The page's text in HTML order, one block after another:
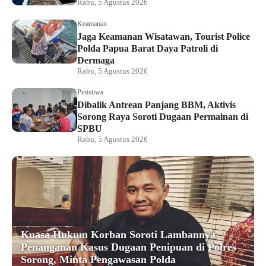
Rabu, 5 Agustus 2026
Keamanan
Jaga Keamanan Wisatawan, Tourist Police
Polda Papua Barat Daya Patroli di
Dermaga
Rabu, 5 Agustus 2026
Peristiwa
Dibalik Antrean Panjang BBM, Aktivis
Sorong Raya Soroti Dugaan Permainan di
SPBU
Rabu, 5 Agustus 2026
Kuasa Hukum Korban Soroti Lambannya
Penanganan Kasus Dugaan Penipuan di Polres
Sorong, Minta Pengawasan Polda